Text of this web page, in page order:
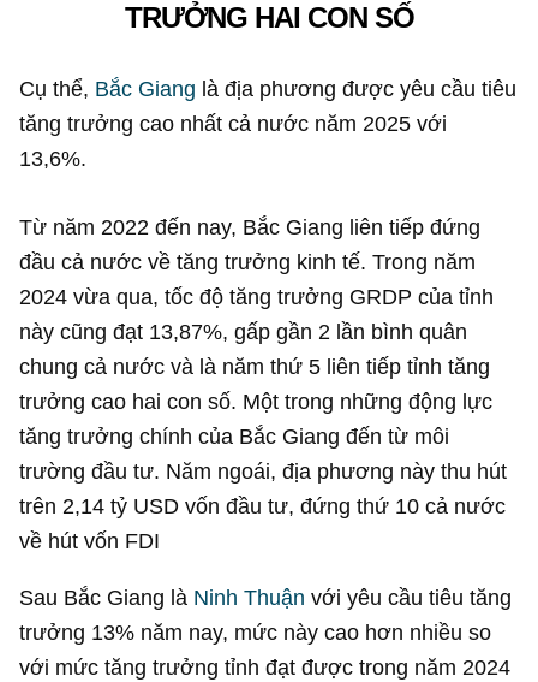
TRƯỞNG HAI CON SỐ
Cụ thể, Bắc Giang là địa phương được yêu cầu tiêu
tăng trưởng cao nhất cả nước năm 2025 với
13,6%.
Từ năm 2022 đến nay, Bắc Giang liên tiếp đứng
đầu cả nước về tăng trưởng kinh tế. Trong năm
2024 vừa qua, tốc độ tăng trưởng GRDP của tỉnh
này cũng đạt 13,87%, gấp gần 2 lần bình quân
chung cả nước và là năm thứ 5 liên tiếp tỉnh tăng
trưởng cao hai con số. Một trong những động lực
tăng trưởng chính của Bắc Giang đến từ môi
trường đầu tư. Năm ngoái, địa phương này thu hút
trên 2,14 tỷ USD vốn đầu tư, đứng thứ 10 cả nước
về hút vốn FDI
Sau Bắc Giang là Ninh Thuận với yêu cầu tiêu tăng
trưởng 13% năm nay, mức này cao hơn nhiều so
với mức tăng trưởng tỉnh đạt được trong năm 2024